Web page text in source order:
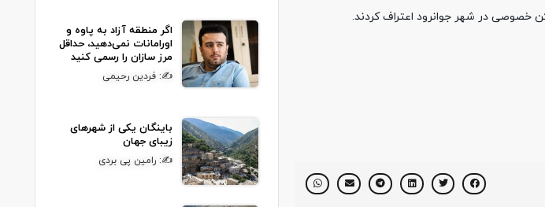
اگر منطقه آزاد به پاوه و
اورامانات نمی‌دهید، حداقل
مرز سازان را رسمی کنید
✍: فردین رحیمی
باینگان یکی از شهرهای
زیبای جهان
✍: رامین پی بردی